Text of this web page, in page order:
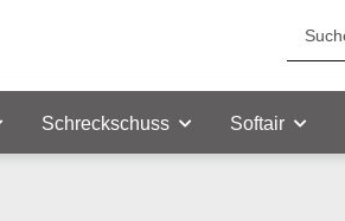
Schreckschuss Softair